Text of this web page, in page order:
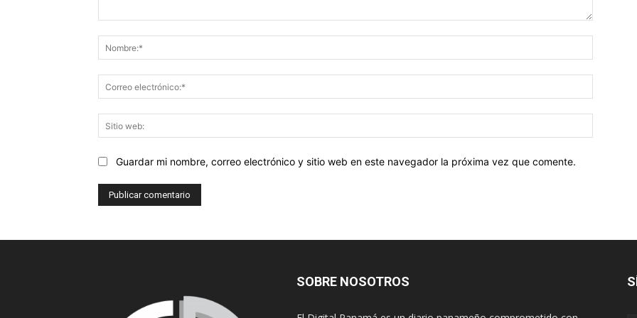
web:
Guardar mi nombre, correo electrónico y sitio web en este navegador la próxima vez que comente.
SOBRE NOSOTROS